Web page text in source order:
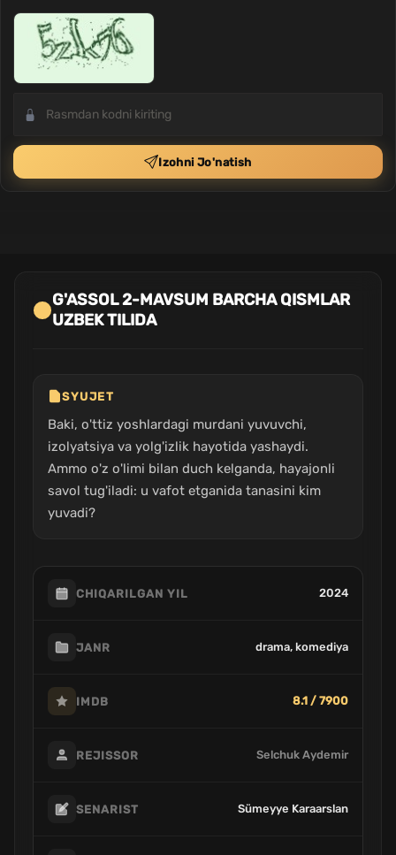
Izohni Jo'natish
G'ASSOL 2-MAVSUM BARCHA QISMLAR
UZBEK TILIDA
SYUJET
Baki, o'ttiz yoshlardagi murdani yuvuvchi,
izolyatsiya va yolg'izlik hayotida yashaydi.
Ammo o'z o'limi bilan duch kelganda, hayajonli
savol tug'iladi: u vafot etganida tanasini kim
yuvadi?
CHIQARILGAN YIL 2024
JANR drama, komediya
IMDB 8.1 / 7900
REJISSOR Selchuk Aydemir
SENARIST Sümeyye Karaarslan